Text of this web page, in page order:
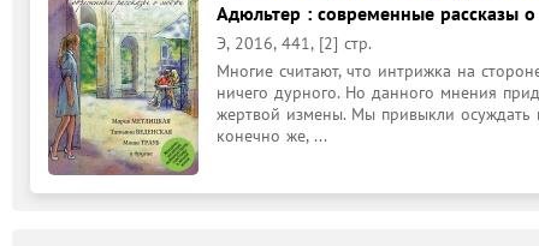
Адюльтер : современные рассказы
Э, 2016, 441, [2] стр.
Многие считают, что интрижка на
ничего дурного. Но данного мнения
жертвой измены. Мы привыкли осуждать
конечно же, ...